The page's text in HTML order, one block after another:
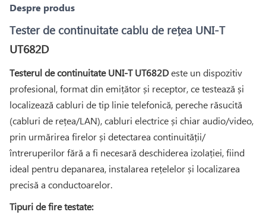
Despre produs
Tester de continuitate cablu de rețea UNI-T
UT682D
Testerul de continuitate UNI-T UT682Deste un dispozitiv
profesional, format din emițător și receptor, ce testează și
localizează cabluri de tip linie telefonică, pereche răsucită
(cabluri de rețea/LAN), cabluri electrice și chiar audio/video,
prin urmărirea firelor și detectarea continuității/
întreruperilor fără a fi necesară deschiderea izolației, fiind
ideal pentru depanarea, instalarea rețelelor și localizarea
precisă a conductoarelor.
Tipuri de fire testate: